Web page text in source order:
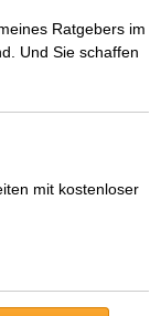
Ratgebers im
Und Sie schaffen
mit kostenloser